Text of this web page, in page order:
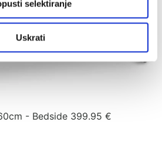
selektiranje
Uskrati
- Bedside 399.95 €